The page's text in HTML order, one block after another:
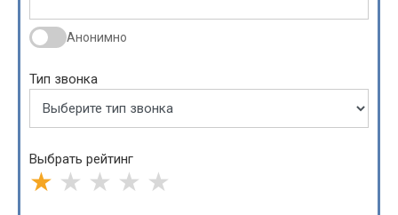
Анонимно
Тип звонка
Выбрать рейтинг
★ ★ ★ ★ ★